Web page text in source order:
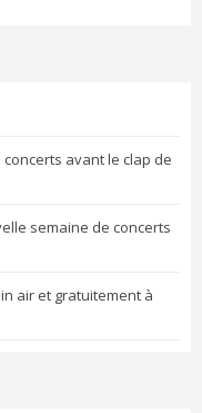
avant le clap de
semaine de concerts
air et gratuitement à